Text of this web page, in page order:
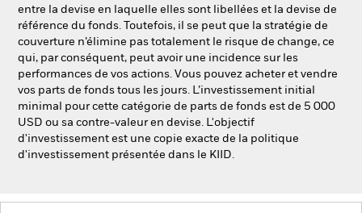
entre la devise en laquelle elles sont libellées et la devise de
référence du fonds. Toutefois, il se peut que la stratégie de
couverture n’élimine pas totalement le risque de change, ce
qui, par conséquent, peut avoir une incidence sur les
performances de vos actions. Vous pouvez acheter et vendre
vos parts de fonds tous les jours. L’investissement initial
minimal pour cette catégorie de parts de fonds est de 5 000
USD ou sa contre-valeur en devise. L'objectif
d'investissement est une copie exacte de la politique
d'investissement présentée dans le KIID.